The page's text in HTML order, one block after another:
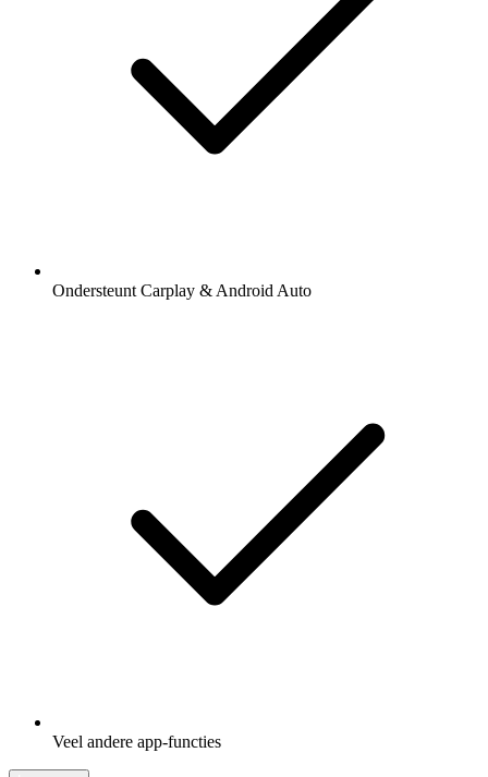
Ondersteunt Carplay & Android Auto
Veel andere app-functies